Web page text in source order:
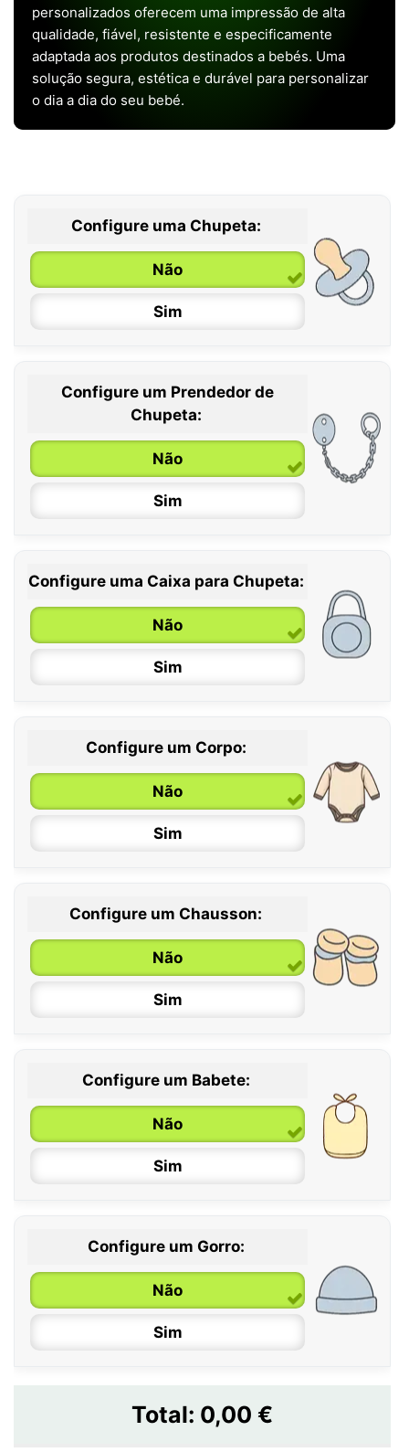
personalizados oferecem uma impressão de alta
qualidade, fiável, resistente e especificamente
adaptada aos produtos destinados a bebés. Uma
solução segura, estética e durável para personalizar
o dia a dia do seu bebé.
Configure uma Chupeta:
Não
Sim
0 / 6 meses
6 / 36 meses
Configure um Prendedor de
Chupeta:
Não
Sim
Configure uma Caixa para Chupeta:
Não
Sim
Configure um Corpo:
Não
Sim
0 / 6 meses
6 / 12 meses
12 / 18 meses
Configure um Chausson:
Não
Sim
Configure um Babete:
Não
Sim
Configure um Gorro:
Não
Sim
Total: 0,00 €